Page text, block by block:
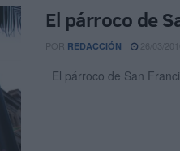
El párroco de
POR REDACCIÓN
El párroco de San